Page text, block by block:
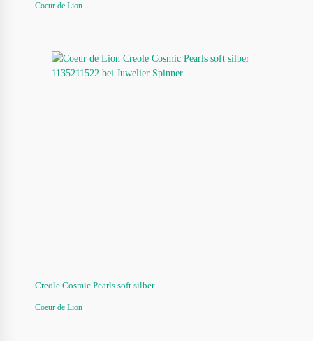
Coeur de Lion
Creole Cosmic Pearls soft silber
Coeur de Lion